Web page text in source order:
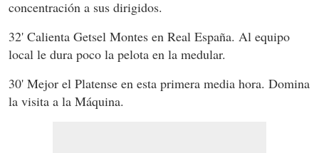
concentración a sus dirigidos.
32' Calienta Getsel Montes en Real España. Al equipo
local le dura poco la pelota en la medular.
30' Mejor el Platense en esta primera media hora. Domina
la visita a la Máquina.